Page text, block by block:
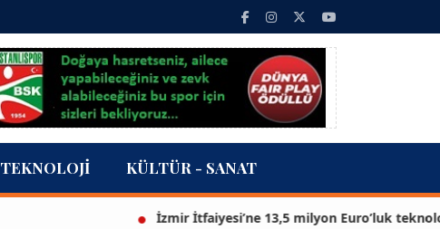
TEKNOLOJI KÜLTÜR - SANAT
İzmir İtfaiyesi’ne 13,5 milyon Euro’luk teknoloji yatırımı